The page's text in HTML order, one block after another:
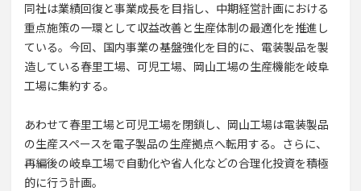
同社は業績回復と事業成長を目指し、中期経営計画における
重点施策の一環として収益改善と生産体制の最適化を推進し
ている。今回、国内事業の基盤強化を目的に、電装製品を製
造している春里工場、可児工場、岡山工場の生産機能を岐阜
工場に集約する。
あわせて春里工場と可児工場を閉鎖し、岡山工場は電装製品
の生産スペースを電子製品の生産拠点へ転用する。さらに、
再編後の岐阜工場で自動化や省人化などの合理化投資を積極
的に行う計画。